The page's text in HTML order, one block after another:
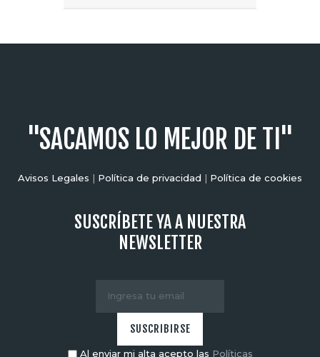
"SACAMOS LO MEJOR DE TI"
Avisos Legales | Política de privacidad | Política de cookies
SUSCRÍBETE YA A NUESTRA
NEWSLETTER
Al enviar mi alta acepto las Políticas